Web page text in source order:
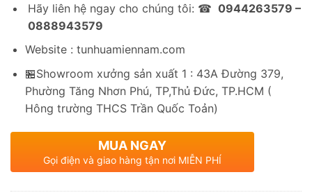
Hãy liên hệ ngay cho chúng tôi: ☎ 0944263579 –
0888943579
Website : tunhuamiennam.com
🏪Showroom xưởng sản xuất 1 : 43A Đường 379,
Phường Tăng Nhơn Phú, TP,Thủ Đức, TP.HCM (
Hông trường THCS Trần Quốc Toản)
MUA NGAY
Gọi điện và giao hàng tận nơi MIỄN PHÍ